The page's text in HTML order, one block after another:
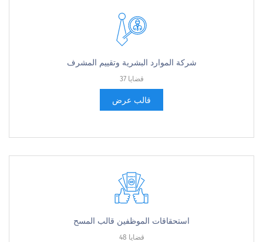
شركة الموارد البشرية وتقييم المشرف
37 قضايا
قالب عرض
استحقاقات الموظفين قالب المسح
48 قضايا